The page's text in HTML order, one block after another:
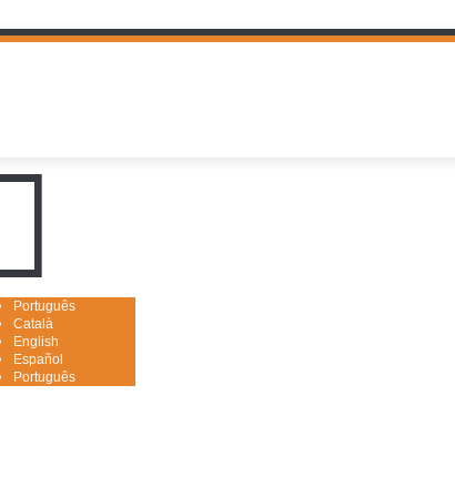
Português
Català
English
Español
Português